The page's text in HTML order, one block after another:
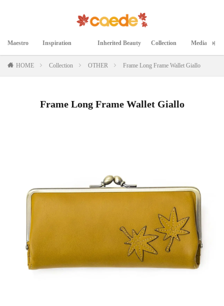
Maestro
マエストロ
Inspiration
インスピレーション
Inherited Beauty
継承された美
Collection
コレクション
Media
メディア掲載
HOME Collection OTHER Frame Long Frame Wallet Giallo
Frame Long Frame Wallet Giallo